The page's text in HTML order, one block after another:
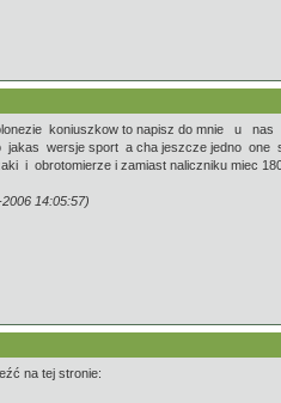
koniuszkow to napisz do mnie u
wersje sport a cha jeszcze jedno
i obrotomierze i zamiast naliczniku
14:05:57)
na tej stronie: